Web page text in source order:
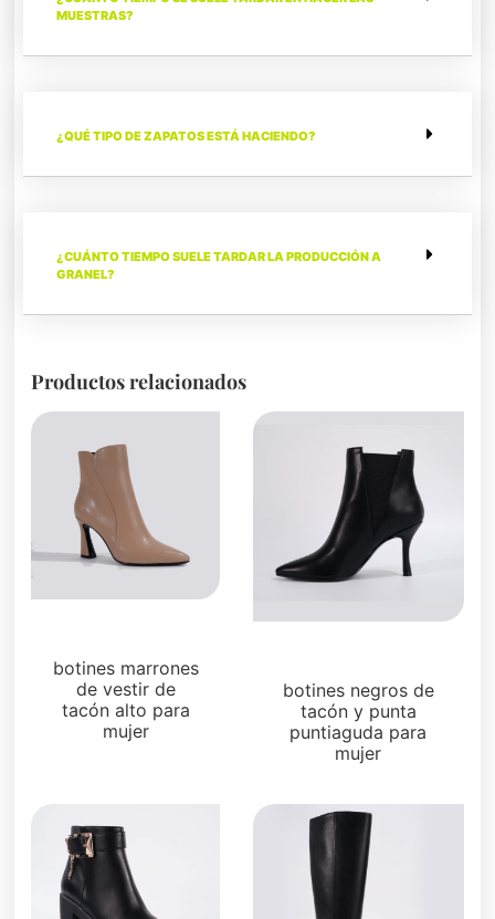
MUESTRAS?
¿QUÉ TIPO DE ZAPATOS ESTÁ HACIENDO?
¿CUÁNTO TIEMPO SUELE TARDAR LA PRODUCCIÓN A
GRANEL?
Productos relacionados
botines marrones
de vestir de
tacón alto para
mujer
botines negros de
tacón y punta
puntiaguda para
mujer